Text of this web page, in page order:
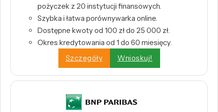
pożyczek z 20 instytucji finansowych.
Szybka i łatwa porównywarka online.
Dostępne kwoty od 100 zł do 25 000 zł.
Okres kredytowania od 1 do 60 miesięcy.
Szczegóły
Wnioskuj!